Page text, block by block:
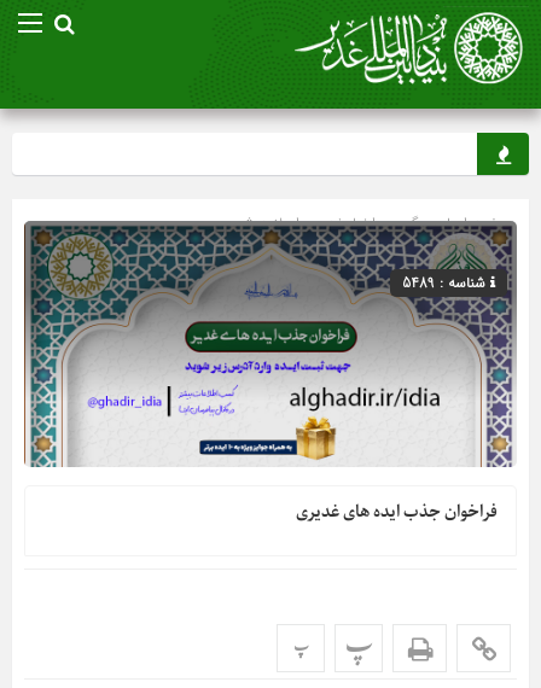
صفحه اصلی» گروه »اخبار غدیر»اسلاید شو
شناسه : 5489
فراخوان جذب ایده های غدیری
پ پ